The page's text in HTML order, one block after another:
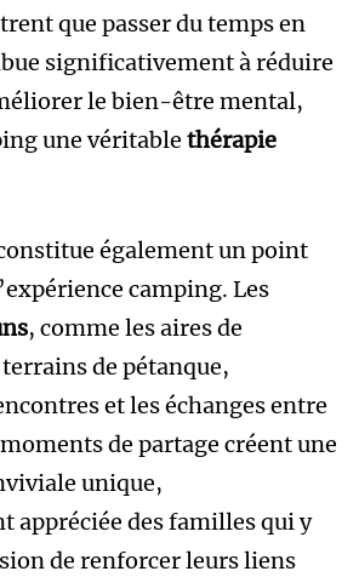
que passer du temps en
significativement à réduire
le bien-être mental,
une véritable thérapie
également un point
camping. Les
, comme les aires de
de pétanque,
et les échanges entre
de partage créent une
unique,
appréciée des familles qui y
de renforcer leurs liens